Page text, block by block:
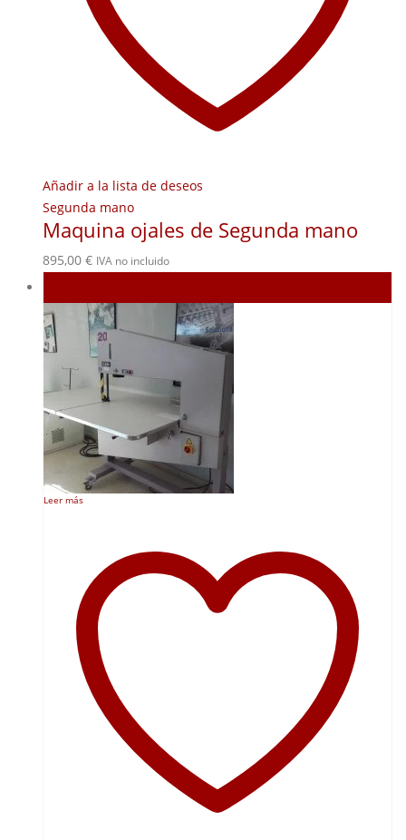
Añadir a la lista de deseos
Segunda mano
Maquina ojales de Segunda mano
895,00 € IVA no incluido
Leer más